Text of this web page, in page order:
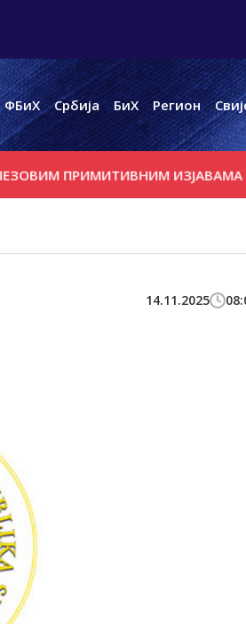
ФБиХ Србија БиХ Регион
ПРИМИТИВНИМ ИЗЈАВАМА
14.11.2025